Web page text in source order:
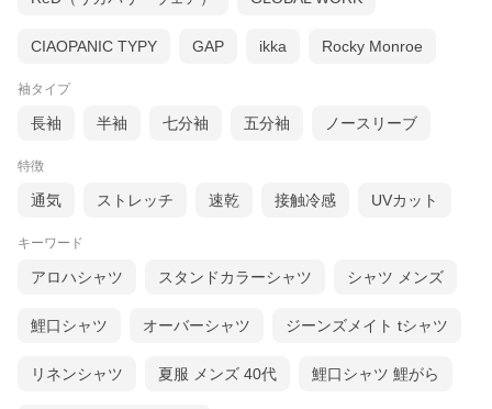
CIAOPANIC TYPY GAP ikka Rocky Monroe
袖タイプ
長袖 半袖 七分袖 五分袖 ノースリーブ
特徴
通気 ストレッチ 速乾 接触冷感 UVカット
キーワード
アロハシャツ スタンドカラーシャツ シャツ メンズ
鯉口シャツ オーバーシャツ ジーンズメイト tシャツ
リネンシャツ 夏服 メンズ 40代 鯉口シャツ 鯉がら